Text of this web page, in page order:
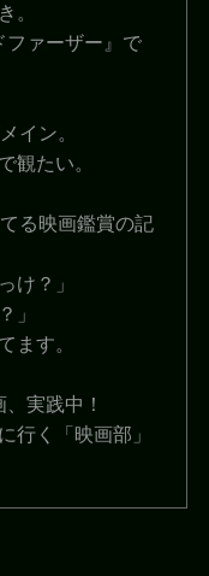
。
ファーザー』で
イン。
観たい。
る映画鑑賞の記
け？」
」
ます。
実践中！
行く「映画部」